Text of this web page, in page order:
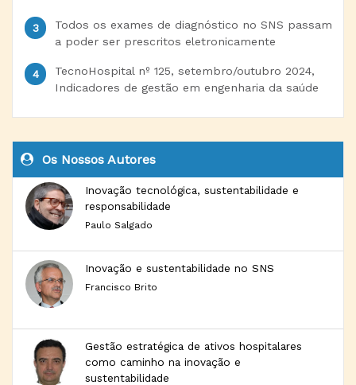
Todos os exames de diagnóstico no SNS passam
a poder ser prescritos eletronicamente
TecnoHospital nº 125, setembro/outubro 2024,
Indicadores de gestão em engenharia da saúde
Os Nossos Autores
Inovação tecnológica, sustentabilidade e
responsabilidade
Paulo Salgado
Inovação e sustentabilidade no SNS
Francisco Brito
Gestão estratégica de ativos hospitalares
como caminho na inovação e
sustentabilidade